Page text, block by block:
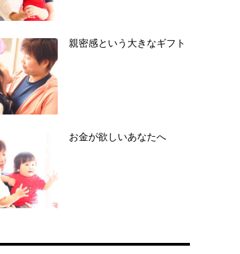
親密感という大きなギフト
お金が欲しいあなたへ